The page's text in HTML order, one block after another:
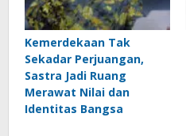
Kemerdekaan Tak
Sekadar Perjuangan,
Sastra Jadi Ruang
Merawat Nilai dan
Identitas Bangsa